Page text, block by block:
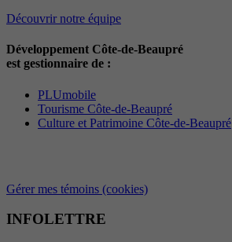
Découvrir notre équipe
Développement Côte-de-Beaupré
est gestionnaire de :
PLUmobile
Tourisme Côte-de-Beaupré
Culture et Patrimoine Côte-de-Beaupré
Gérer mes témoins (cookies)
INFOLETTRE